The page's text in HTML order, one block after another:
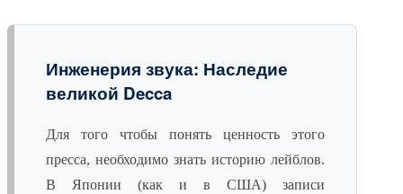
Инженерия звука: Наследие
великой Decca
Для того чтобы понять ценность этого
пресса, необходимо знать историю лейблов.
В Японии (как и в США) записи